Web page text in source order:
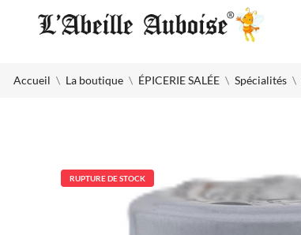
Accueil La boutique ÉPICERIE SALÉE Spécialités
RUPTURE DE STOCK